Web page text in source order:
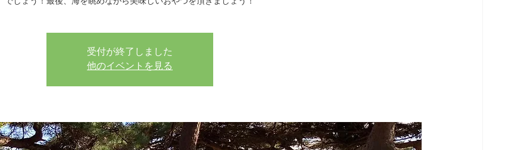
受付が終了しました
他のイベントを見る